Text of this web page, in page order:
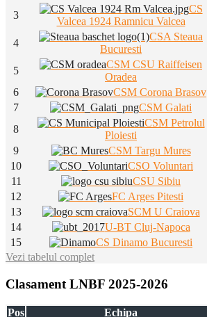
3
CS
Valcea 1924 Ramnicu Valcea
4
CSA Steaua
Bucuresti
5
CSM CSU Raiffeisen
Oradea
6
CSM Corona Brasov
7
CSM Galati
8
CSM Petrolul
Ploiesti
9
CSM Targu Mures
10
CSO Voluntari
11
CSU Sibiu
12
FC Arges Pitesti
13
SCM U Craiova
14
U-BT Cluj-Napoca
15
CS Dinamo Bucuresti
Vezi tabelul complet
Clasament LNBF 2025-2026
Pos Echipa